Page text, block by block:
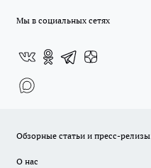
Мы в социальных сетях
Обзорные статьи и пресс-релизы
О нас